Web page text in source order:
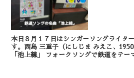
本日８月１７日はシンガーソングライタ
す。西島 三重子（にしじま みえこ、
「池上線」 フォークソングで鉄道をテーマにした歌はたくさんある